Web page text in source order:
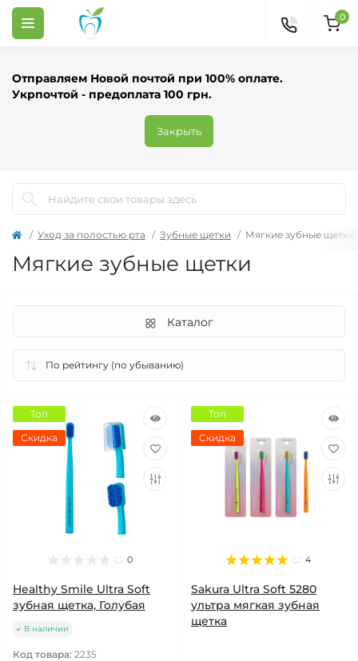
Отправляем Новой почтой при 100% оплате.
Укрпочтой - предоплата 100 грн.
Закрыть
0
Уход за полостью рта Зубные щетки Мягкие зубные щетки
Мягкие зубные щетки
Каталог
Топ
Скидка
0
Healthy Smile Ultra Soft
зубная щетка, Голубая
В наличии
Код товара: 2235
Топ
Скидка
4
Sakura Ultra Soft 5280
ультра мягкая зубная
щетка